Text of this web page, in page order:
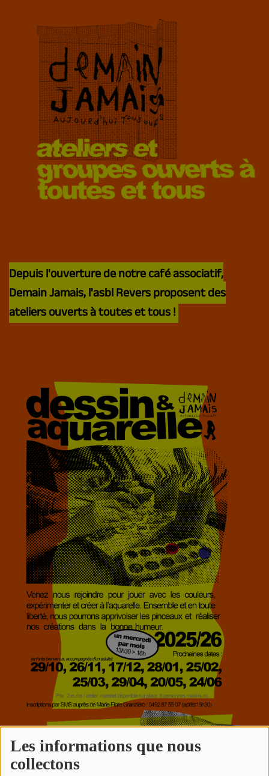
Les informations que nous
collectons
LE REGARD DU NORD
Depuis l'ouverture de notre café associatif,
Demain Jamais, l'asblReversproposent des
ateliers ouverts à toutes et tous !